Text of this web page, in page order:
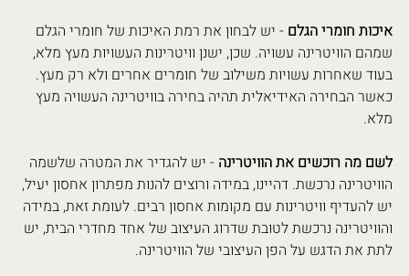
איכות חומרי הגלם - יש לבחון את רמת האיכות של חומרי הגלם
שמהם הוויטרינה עשויה. שכן, ישנן וויטרינות העשויות מעץ מלא,
בעוד שאחרות עשויות משילוב של חומרים אחרים ולא רק מעץ.
כאשר הבחירה האידיאלית תהיה בחירה בוויטרינה העשויה מעץ
מלא.
לשם מה רוכשים את הוויטרינה - יש להגדיר את המטרה שלשמה
הוויטרינה נרכשת. דהיינו, במידה ורוצים להנות מפתרון אחסון יעיל,
יש להעדיף וויטרינות עם מקומות אחסון רבים. לעומת זאת, במידה
והוויטרינה נרכשת לטובת שדרוג העיצוב של אחד מחדרי הבית, יש
לתת את הדגש על הפן העיצובי של הוויטרינה.